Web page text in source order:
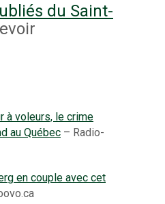
du Saint-
à voleurs, le crime
au Québec – Radio-
en couple avec cet